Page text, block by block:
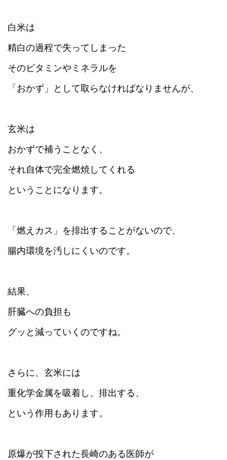
白米は
精白の過程で失ってしまった
そのビタミンやミネラルを
「おかず」として取らなければなりませんが、
玄米は
おかずで補うことなく、
それ自体で完全燃焼してくれる
ということになります。
「燃えカス」を排出することがないので、
腸内環境を汚しにくいのです。
結果、
肝臓への負担も
グッと減っていくのですね。
さらに、玄米には
重化学金属を吸着し、排出する、
という作用もあります。
原爆が投下された長崎のある医師が